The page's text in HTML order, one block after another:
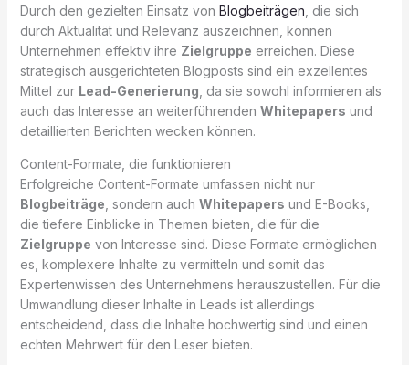
Durch den gezielten Einsatz von Blogbeiträgen , die sich
durch Aktualität und Relevanz auszeichnen, können
Unternehmen effektiv ihre Zielgruppe erreichen. Diese
strategisch ausgerichteten Blogposts sind ein exzellentes
Mittel zur Lead-Generierung , da sie sowohl informieren als
auch das Interesse an weiterführenden Whitepapers und
detaillierten Berichten wecken können.
Content-Formate, die funktionieren
Erfolgreiche Content-Formate umfassen nicht nur
Blogbeiträge , sondern auch Whitepapers und E-Books,
die tiefere Einblicke in Themen bieten, die für die
Zielgruppe von Interesse sind. Diese Formate ermöglichen
es, komplexere Inhalte zu vermitteln und somit das
Expertenwissen des Unternehmens herauszustellen. Für die
Umwandlung dieser Inhalte in Leads ist allerdings
entscheidend, dass die Inhalte hochwertig sind und einen
echten Mehrwert für den Leser bieten.